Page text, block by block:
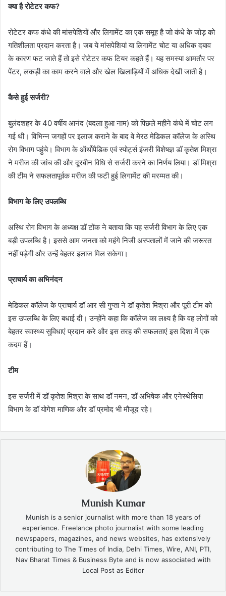
क्या है रोटेटर कफ?
रोटेटर कफ कंधे की मांसपेशियों और लिगामेंट का एक समूह है जो कंधे के जोड़ को
गतिशीलता प्रदान करता है। जब ये मांसपेशियां या लिगामेंट चोट या अधिक दबाव
के कारण फट जाते हैं तो इसे रोटेटर कफ टियर कहते हैं। यह समस्या आमतौर पर
पेंटर, लकड़ी का काम करने वाले और खेल खिलाड़ियों में अधिक देखी जाती है।
कैसे हुई सर्जरी?
बुलंदशहर के 40 वर्षीय आनंद (बदला हुआ नाम) को पिछले महीने कंधे में चोट लग
गई थी। विभिन्न जगहों पर इलाज कराने के बाद वे मेरठ मेडिकल कॉलेज के अस्थि
रोग विभाग पहुंचे। विभाग के ऑर्थोपैडिक एवं स्पोर्ट्स इंजरी विशेषज्ञ डॉ कृतेश मिश्रा
ने मरीज की जांच की और दूरबीन विधि से सर्जरी करने का निर्णय लिया। डॉ मिश्रा
की टीम ने सफलतापूर्वक मरीज की फटी हुई लिगामेंट की मरम्मत की।
विभाग के लिए उपलब्धि
अस्थि रोग विभाग के अध्यक्ष डॉ टोंक ने बताया कि यह सर्जरी विभाग के लिए एक
बड़ी उपलब्धि है। इससे आम जनता को महंगे निजी अस्पतालों में जाने की जरूरत
नहीं पड़ेगी और उन्हें बेहतर इलाज मिल सकेगा।
प्राचार्य का अभिनंदन
मेडिकल कॉलेज के प्राचार्य डॉ आर सी गुप्ता ने डॉ कृतेश मिश्रा और पूरी टीम को
इस उपलब्धि के लिए बधाई दी। उन्होंने कहा कि कॉलेज का लक्ष्य है कि वह लोगों को
बेहतर स्वास्थ्य सुविधाएं प्रदान करे और इस तरह की सफलताएं इस दिशा में एक
कदम हैं।
टीम
इस सर्जरी में डॉ कृतेश मिश्रा के साथ डॉ नमन, डॉ अभिषेक और एनेस्थेसिया
विभाग के डॉ योगेश माणिक और डॉ प्रमोद भी मौजूद रहे।
Munish Kumar
Munish is a senior journalist with more than 18 years of
experience. Freelance photo journalist with some leading
newspapers, magazines, and news websites, has extensively
contributing to The Times of India, Delhi Times, Wire, ANI, PTI,
Nav Bharat Times & Business Byte and is now associated with
Local Post as Editor